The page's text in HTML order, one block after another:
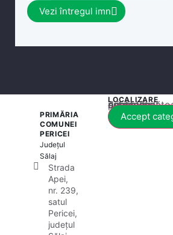
Vezi întregul imn
PRIMĂRIA
COMUNEI
PERICEI
Județul
Sălaj
Strada
Apei,
nr. 239,
satul
Pericei,
județul
LOCALIZARE
Acest conținut este blocat până când acceptați categoria corespunzătoare de cookie-uri.
Accept